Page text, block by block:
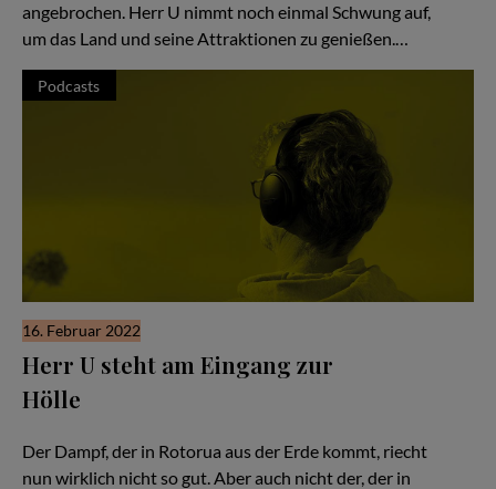
angebrochen. Herr U nimmt noch einmal Schwung auf,
um das Land und seine Attraktionen zu genießen.…
Podcasts
16. Februar 2022
Herr U steht am Eingang zur
Hölle
Der Dampf, der in Rotorua aus der Erde kommt, riecht
nun wirklich nicht so gut. Aber auch nicht der, der in